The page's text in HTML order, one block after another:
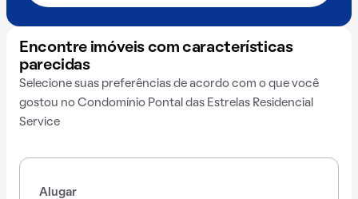
Encontre imóveis com características
parecidas
Selecione suas preferências de acordo com o que você
gostou no Condomínio Pontal das Estrelas Residencial
Service
Alugar